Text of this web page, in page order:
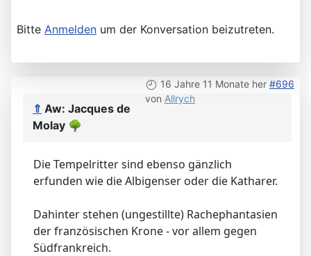
Bitte Anmelden um der Konversation beizutreten.
16 Jahre 11 Monate her #696
von Allrych
⇑ Aw: Jacques de
Molay 🌳
Die Tempelritter sind ebenso gänzlich
erfunden wie die Albigenser oder die Katharer.
Dahinter stehen (ungestillte) Rachephantasien
der französischen Krone - vor allem gegen
Südfrankreich.